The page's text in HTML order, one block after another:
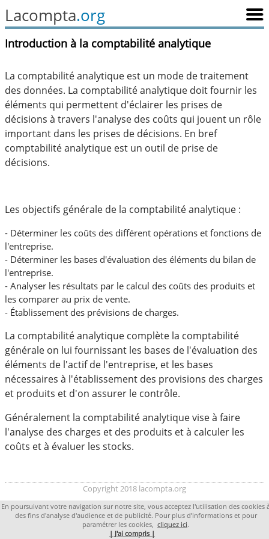
Lacompta.org
Introduction à la comptabilité analytique
La comptabilité analytique est un mode de traitement
des données. La comptabilité analytique doit fournir les
éléments qui permettent d'éclairer les prises de
décisions à travers l'analyse des coûts qui jouent un rôle
important dans les prises de décisions. En bref
comptabilité analytique est un outil de prise de
décisions.
Les objectifs générale de la comptabilité analytique :
- Déterminer les coûts des différent opérations et fonctions de
l'entreprise.
- Déterminer les bases d'évaluation des éléments du bilan de
l'entreprise.
- Analyser les résultats par le calcul des coûts des produits et
les comparer au prix de vente.
- Établissement des prévisions de charges.
La comptabilité analytique complète la comptabilité
générale on lui fournissant les bases de l'évaluation des
éléments de l'actif de l'entreprise, et les bases
nécessaires à l'établissement des provisions des charges
et produits et d'on assurer le contrôle.
Généralement la comptabilité analytique vise à faire
l'analyse des charges et des produits et à calculer les
coûts et à évaluer les stocks.
Copyright 2018 lacompta.org
En poursuivant votre navigation sur notre site, vous acceptez l'utilisation des cookies
des fins d'analyse d'audience et de publicité. Pour plus d’informations et pour
paramétrer les cookies, cliquez ici.
| J'ai compris |